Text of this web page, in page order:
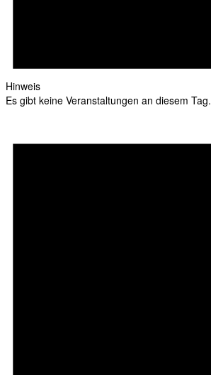
Hinweis
Es gibt keine Veranstaltungen an diesem Tag.